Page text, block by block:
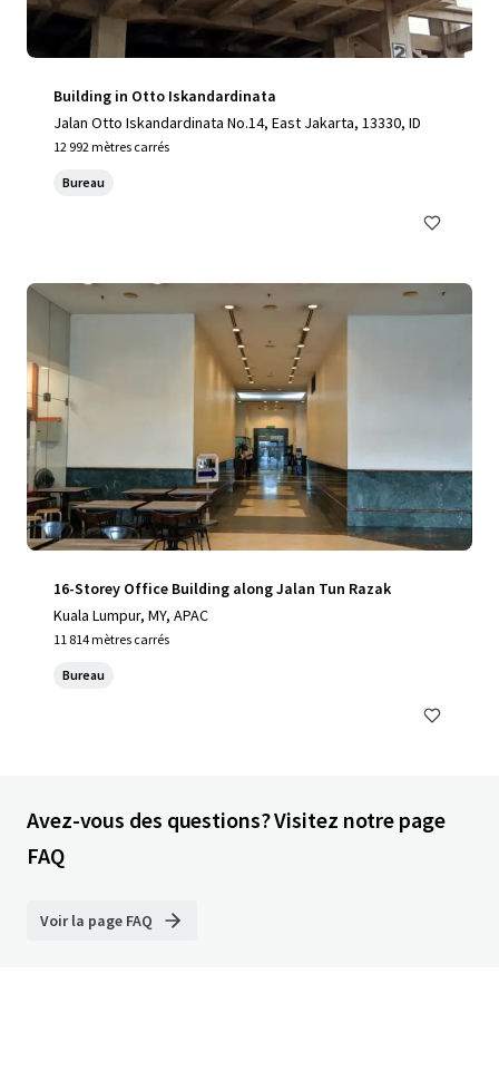
Building in Otto Iskandardinata
Jalan Otto Iskandardinata No.14, East Jakarta, 13330, ID
12 992 mètres carrés
Bureau
16-Storey Office Building along Jalan Tun Razak
Kuala Lumpur, MY, APAC
11 814 mètres carrés
Bureau
Avez-vous des questions? Visitez notre page
FAQ
Voir la page FAQ